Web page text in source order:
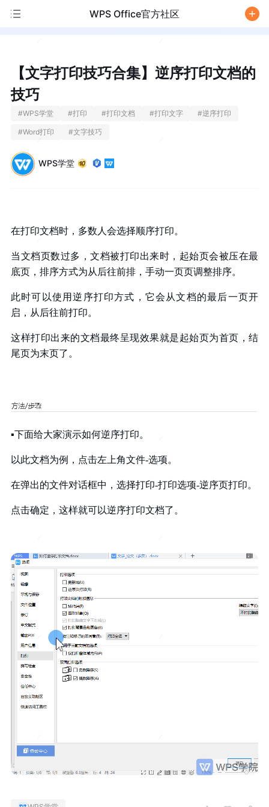
WPS Office官方社区
【文字打印技巧合集】逆序打印文档的
技巧
#WPS学堂 #打印 #打印文档 #打印文字 #逆序打印
#Word打印 #文字技巧
WPS学堂
在打印文档时，多数人会选择顺序打印。
当文档页数过多，文档被打印出来时，起始页会被压在最
底页，排序方式为从后往前排，手动一页页调整排序。
此时可以使用逆序打印方式，它会从文档的最后一页开
启，从后往前打印。
这样打印出来的文档最终呈现效果就是起始页为首页，结
尾页为末页了。
▪下面给大家演示如何逆序打印。
以此文档为例，点击左上角文件-选项。
在弹出的文件对话框中，选择打印-打印选项-逆序页打印。
点击确定，这样就可以逆序打印文档了。